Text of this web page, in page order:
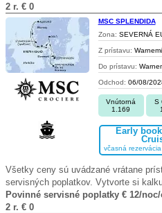
2 r. € 0
MSC SPLENDIDA
Zona: SEVERNÁ
Z prístavu:
Do prístavu:
Odchod: 06/08/
Vnútorná
1.169
S
Early
včasná
Všetky ceny sú uvádzané vrátane
servisných poplatkov. Vytvorte si
Povinné servisné poplatky € 12/
2 r. € 0